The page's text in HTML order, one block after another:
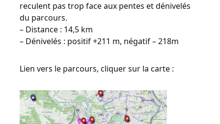
reculent pas trop face aux pentes et dénivelés
du parcours.
– Distance : 14,5 km
– Dénivelés : positif +211 m, négatif – 218m
Lien vers le parcours, cliquer sur la carte :